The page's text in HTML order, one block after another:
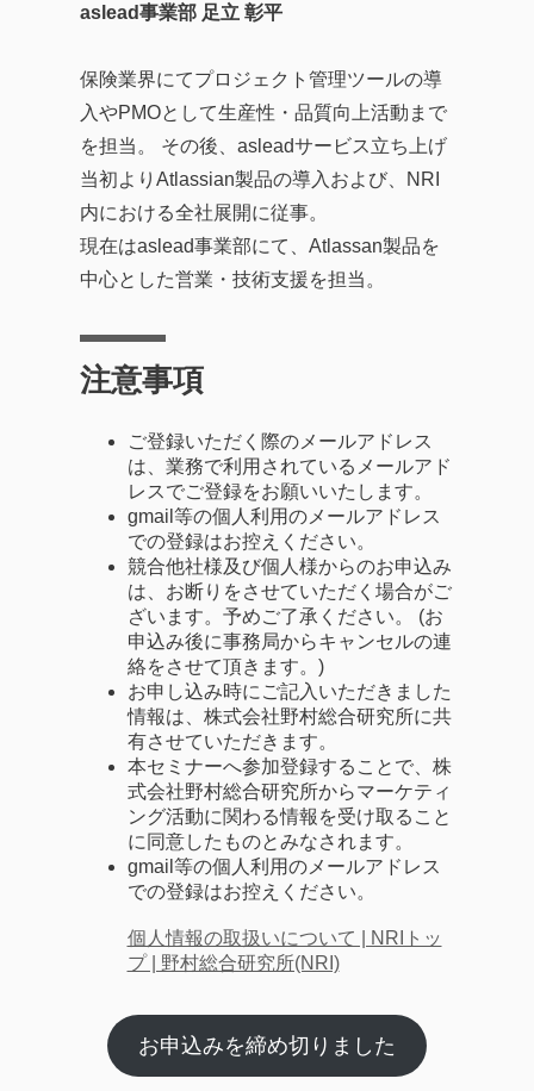
aslead事業部 足立 彰平
保険業界にてプロジェクト管理ツールの導
入やPMOとして生産性・品質向上活動まで
を担当。 その後、asleadサービス立ち上げ
当初よりAtlassian製品の導入および、NRI
内における全社展開に従事。
現在はaslead事業部にて、Atlassan製品を
中心とした営業・技術支援を担当。
注意事項
ご登録いただく際のメールアドレス
は、業務で利用されているメールアド
レスでご登録をお願いいたします。
gmail等の個人利用のメールアドレス
での登録はお控えください。
競合他社様及び個人様からのお申込み
は、お断りをさせていただく場合がご
ざいます。予めご了承ください。 (お
申込み後に事務局からキャンセルの連
絡をさせて頂きます。)
お申し込み時にご記入いただきました
情報は、株式会社野村総合研究所に共
有させていただきます。
本セミナーへ参加登録することで、株
式会社野村総合研究所からマーケティ
ング活動に関わる情報を受け取ること
に同意したものとみなされます。
gmail等の個人利用のメールアドレス
での登録はお控えください。
個人情報の取扱いについて | NRIトッ
プ | 野村総合研究所(NRI)
お申込みを締め切りました